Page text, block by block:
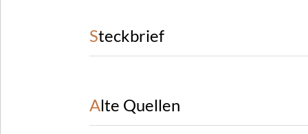
Steckbrief
Alte Quellen